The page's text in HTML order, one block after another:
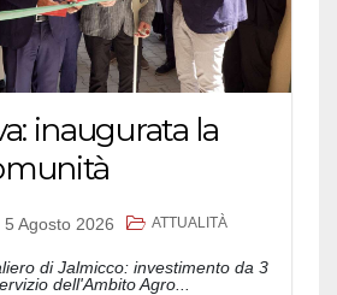
inaugurata la
5 Agosto 2026 ATTUALITÀ
di Jalmicco: investimento da 3
dell'Ambito Agro...